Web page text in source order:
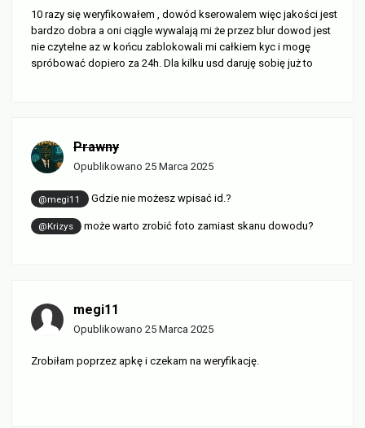
10 razy się weryfikowałem , dowód kserowalem więc jakości jest
bardzo dobra a oni ciągle wywalają mi że przez blur dowod jest
nie czytelne az w końcu zablokowali mi całkiem kyc i mogę
spróbować dopiero za 24h. Dla kilku usd daruję sobię już to
Prawny
Opublikowano 25 Marca 2025
@megi11 Gdzie nie możesz wpisać id.?
@Krizys może warto zrobić foto zamiast skanu dowodu?
megi11
Opublikowano 25 Marca 2025
Zrobiłam poprzez apkę i czekam na weryfikację.